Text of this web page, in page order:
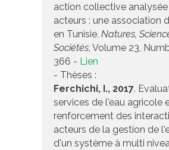
action collective analysée
acteurs : une association
en Tunisie. Natures,
Sociétés , Volume 23,
366 - Lien
- Thèses :
Ferchichi, I., 2017.
services de l'eau agricole
renforcement des
acteurs de la gestion de
d'un système à multi